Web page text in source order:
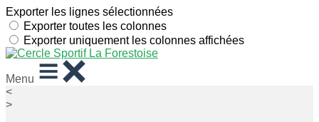
Exporter les lignes sélectionnées
Exporter toutes les colonnes
Exporter uniquement les colonnes affichées
Menu
<
>